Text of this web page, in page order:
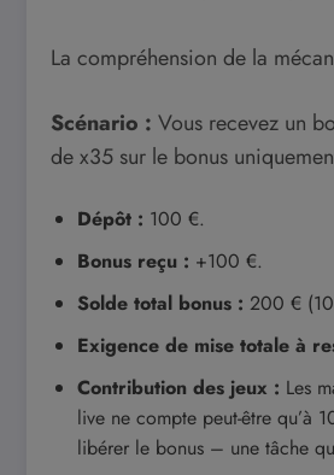
La compréhension de la
Scénario : Vous recevez un
de x35 sur le bonus
Dépôt : 100 €.
Bonus reçu : +100 €.
Solde total bonus : 200 €
Exigence de mise totale à
Contribution des jeux : Les
live ne compte peut-être
libérer le bonus – une tâche